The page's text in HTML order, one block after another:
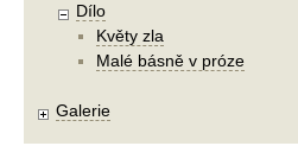
Dílo
Květy zla
Malé básně v próze
Galerie